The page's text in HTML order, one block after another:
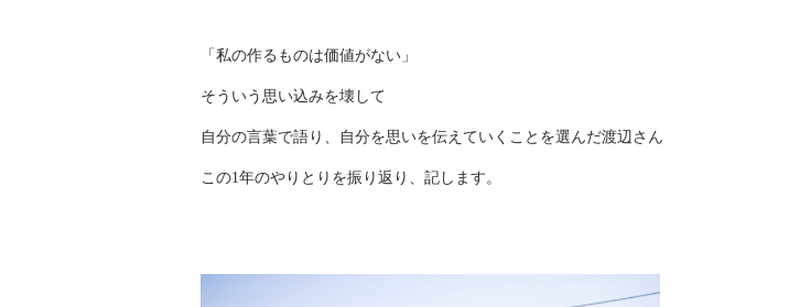
「私の作るものは価値がない」
そういう思い込みを壊して
自分の言葉で語り、自分を思いを伝えていくことを選んだ渡辺さん
この1年のやりとりを振り返り、記します。